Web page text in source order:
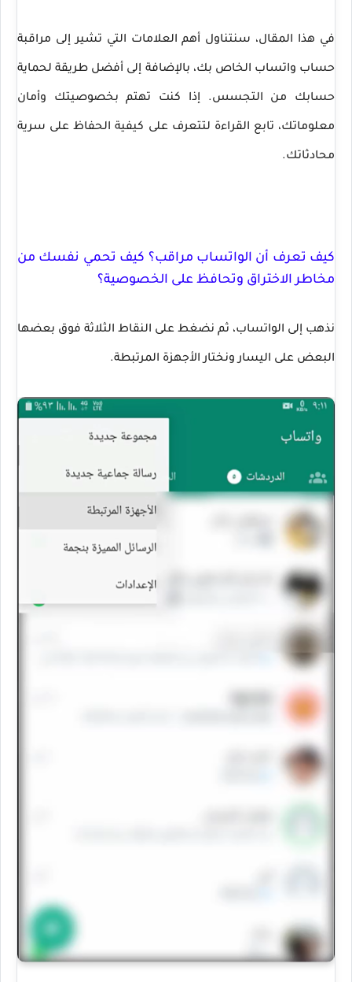
في هذا المقال، سنتناول أهم العلامات التي تشير إلى مراقبة
حساب واتساب الخاص بك، بالإضافة إلى أفضل طريقة لحماية
حسابك من التجسس. إذا كنت تهتم بخصوصيتك وأمان
معلوماتك، تابع القراءة لتتعرف على كيفية الحفاظ على سرية
محادثاتك.
كيف تعرف أن الواتساب مراقب؟ كيف تحمي نفسك من
مخاطر الاختراق وتحافظ على الخصوصية؟
نذهب إلى الواتساب، ثم نضغط على النقاط الثلاثة فوق بعضها
البعض على اليسار ونختار الأجهزة المرتبطة.